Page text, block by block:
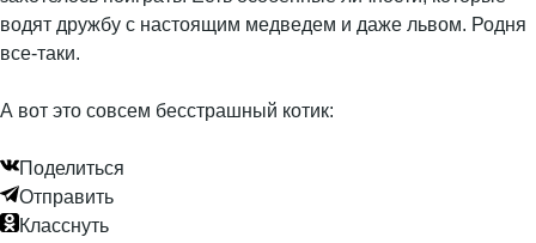
водят дружбу с настоящим медведем и даже львом. Родня
все-таки.
А вот это совсем бесстрашный котик:
Поделиться
Отправить
Класснуть